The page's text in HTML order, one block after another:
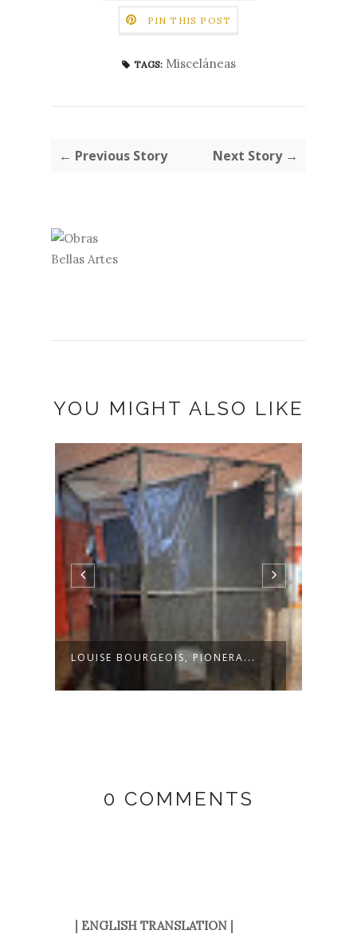
PIN THIS POST
TAGS: Misceláneas
← Previous Story Next Story →
YOU MIGHT ALSO LIKE
LOUISE BOURGEOIS, PIONERA...
0 COMMENTS
| ENGLISH TRANSLATION|